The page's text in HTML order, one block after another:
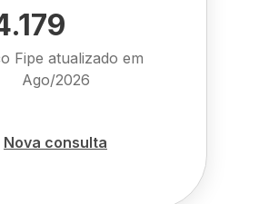
Fipe atualizado em
Ago/2026
Nova consulta